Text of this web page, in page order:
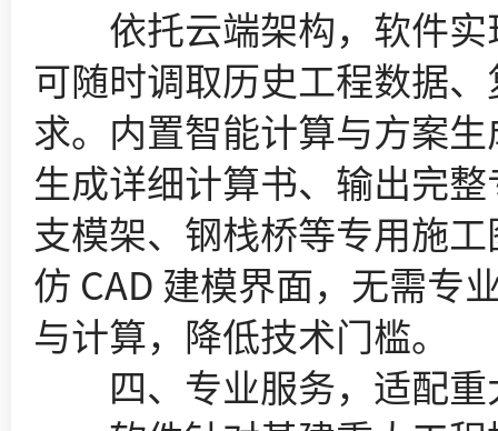
依托云端架构，软件实
可随时调取历史工程数据
求。内置智能计算与方案
生成详细计算书、输出完
支模架、钢栈桥等专用施
仿 CAD 建模界面，无需专
与计算，降低技术门槛。
四、专业服务，适配重